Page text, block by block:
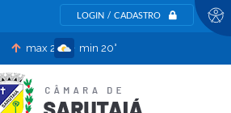
LOGIN / CADASTRO
max 29° min 20°